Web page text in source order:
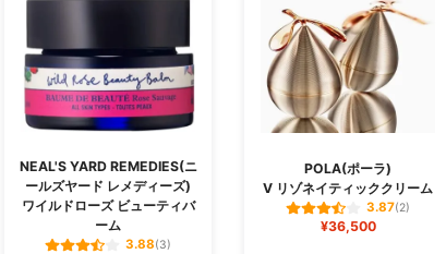
NEAL'S YARD REMEDIES(ニ
ールズヤード レメディーズ)
ワイルドローズ ビューティバ
ーム
3.88(3)
POLA(ポーラ)
V リゾネイティッククリーム
3.87(2)
¥36,500